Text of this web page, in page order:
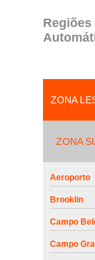
Regiões
ZONA
ZONA
Aeroporto
Brooklin
Campo
Campo